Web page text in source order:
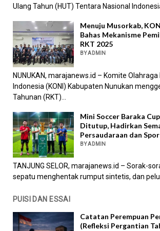
Ulang Tahun (HUT) Tentara Nasional Indonesia
Menuju Musorkab,
Bahas Mekanisme
RKT 2025
BY ADMIN
NUNUKAN, marajanews.id – Komite Olahraga
Indonesia (KONI) Kabupaten Nunukan
Tahunan (RKT)...
Mini Soccer Baraka
Ditutup, Hadirkan
Persaudaraan dan
BY ADMIN
TANJUNG SELOR, marajanews.id – Sorak-
sepatu menghentak rumput sintetis, dan
PUISI DAN ESSAI
Catatan Perempuan
(Refleksi Pergantian